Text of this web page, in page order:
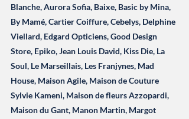
Blanche, Aurora Sofia, Baixe, Basic by Mina,
By Mamé, Cartier Coiffure, Cebelys, Delphine
Viellard, Edgard Opticiens, Good Design
Store, Epiko, Jean Louis David, Kiss Die, La
Soul, Le Marseillais, Les Franjynes, Mad
House, Maison Agile, Maison de Couture
Sylvie Kameni, Maison de fleurs Azzopardi,
Maison du Gant, Manon Martin, Margot